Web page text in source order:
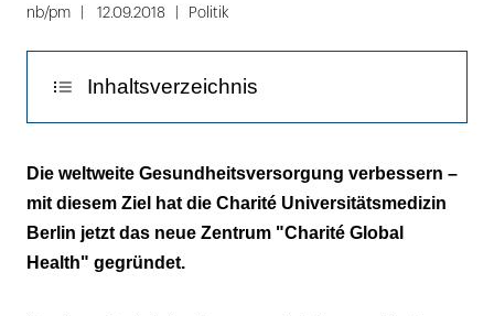
nb/pm 12.09.2018 Politik
Inhaltsverzeichnis
"Viren kennen keine Landesgrenzen"
Die weltweite Gesundheitsversorgung verbessern –
mit diesem Ziel hat die Charité Universitätsmedizin
Berlin jetzt das neue Zentrum "Charité Global
Health" gegründet.